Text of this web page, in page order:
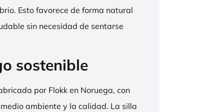
Esto favorece de forma natural
sin necesidad de sentarse
sostenible
por Flokk en Noruega, con
ambiente y la calidad. La silla